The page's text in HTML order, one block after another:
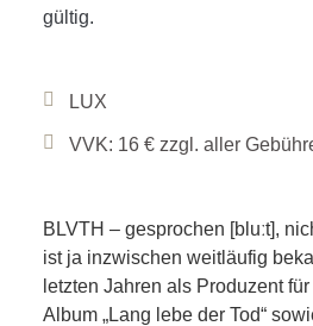
gültig.
LUX
VVK: 16 € zzgl. aller
BLVTH – gesprochen [bluːt],
ist ja inzwischen weitläufig
letzten Jahren als Produzent
Album „Lang lebe der Tod“